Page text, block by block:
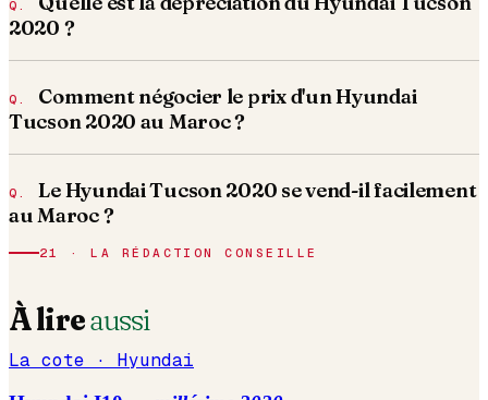
2020 ?
Comment négocier le prix d'un Hyundai
Tucson 2020 au Maroc ?
Le Hyundai Tucson 2020 se vend-il facilement
au Maroc ?
21 · LA RÉDACTION CONSEILLE
À lireaussi
La cote · Hyundai